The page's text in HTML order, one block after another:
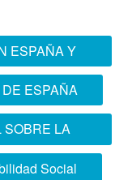
ESPAÑA Y
ESPAÑA
SOBRE LA
FUERZAS
Social